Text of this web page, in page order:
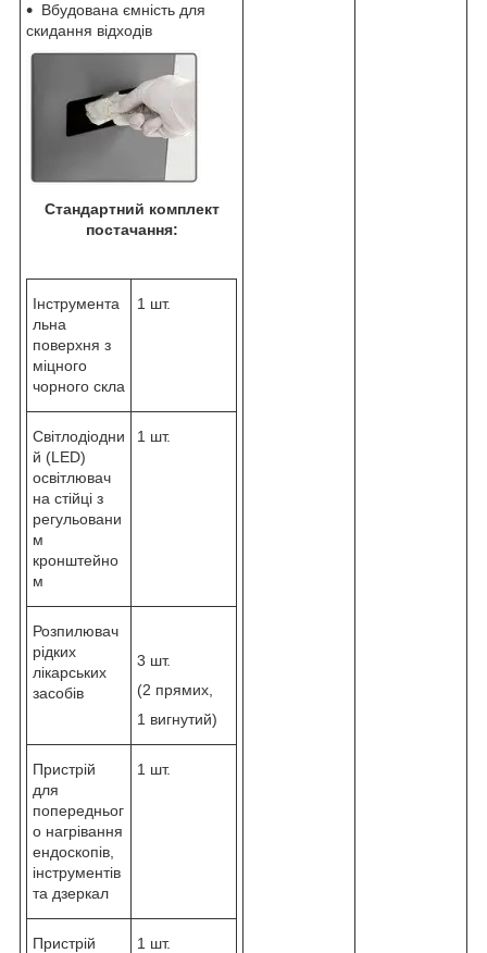
Вбудована ємність для
скидання відходів
Стандартний комплект
постачання:
Інструмента
льна
поверхня з
міцного
чорного скла
1 шт.
Світлодіодни
й (LED)
освітлювач
на стійці з
регульовани
м
кронштейно
м
1 шт.
Розпилювач
рідких
лікарських
засобів
3 шт.
(2 прямих,
1 вигнутий)
Пристрій
для
попередньог
о нагрівання
ендоскопів,
інструментів
та дзеркал
1 шт.
Пристрій
1 шт.